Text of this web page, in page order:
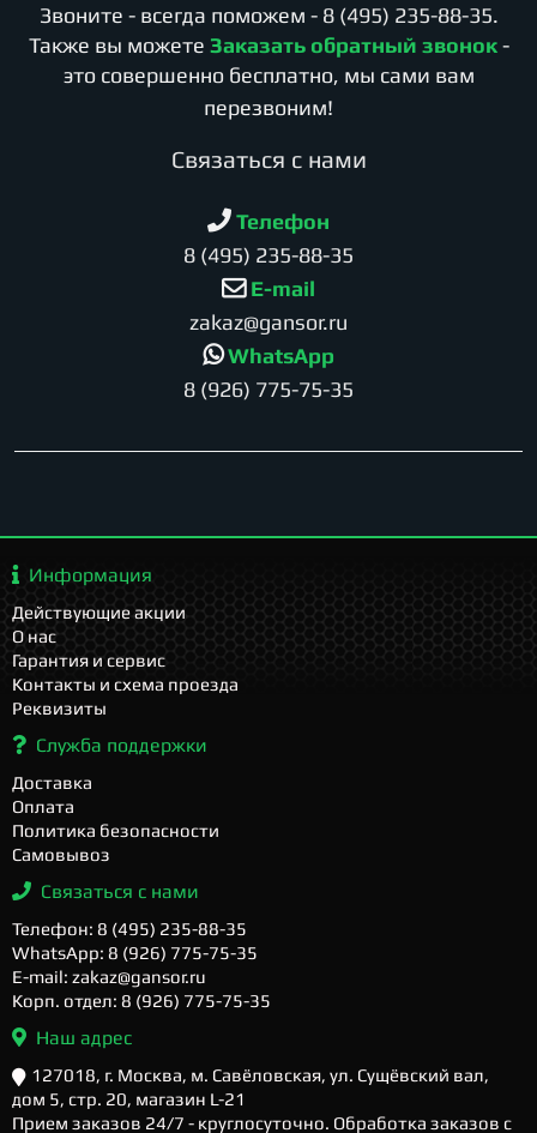
Звоните - всегда поможем - 8 (495) 235-88-35.
Также вы можете Заказать обратный звонок -
это совершенно бесплатно, мы сами вам
перезвоним!
Cвязаться с нами
Телефон
8 (495) 235-88-35
E-mail
zakaz@gansor.ru
WhatsApp
8 (926) 775-75-35
Информация
Действующие акции
О нас
Гарантия и сервис
Контакты и схема проезда
Реквизиты
Служба поддержки
Доставка
Оплата
Политика безопасности
Самовывоз
Связаться с нами
Телефон: 8 (495) 235-88-35
WhatsApp: 8 (926) 775-75-35
E-mail: zakaz@gansor.ru
Корп. отдел: 8 (926) 775-75-35
Наш адрес
127018, г. Москва, м. Савёловская, ул. Сущёвский вал,
дом 5, стр. 20, магазин L-21
Прием заказов 24/7 - круглосуточно. Обработка заказов с